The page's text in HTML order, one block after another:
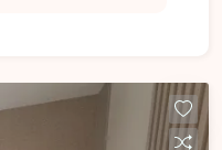
vaga de garagem.